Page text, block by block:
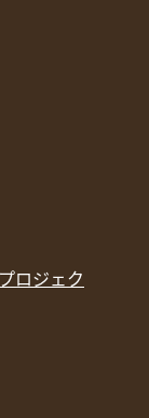
ロジェク